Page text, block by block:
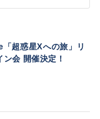
超惑星Xへの旅」リ
会 開催決定！